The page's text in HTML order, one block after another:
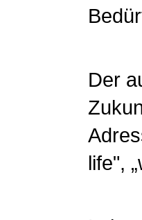
Der
life",